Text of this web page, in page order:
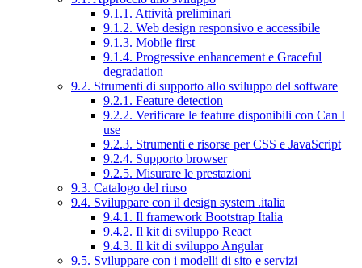
9.1.1. Attività preliminari
9.1.2. Web design responsivo e accessibile
9.1.3. Mobile first
9.1.4. Progressive enhancement e Graceful
degradation
9.2. Strumenti di supporto allo sviluppo del software
9.2.1. Feature detection
9.2.2. Verificare le feature disponibili con Can I
use
9.2.3. Strumenti e risorse per CSS e JavaScript
9.2.4. Supporto browser
9.2.5. Misurare le prestazioni
9.3. Catalogo del riuso
9.4. Sviluppare con il design system .italia
9.4.1. Il framework Bootstrap Italia
9.4.2. Il kit di sviluppo React
9.4.3. Il kit di sviluppo Angular
9.5. Sviluppare con i modelli di sito e servizi